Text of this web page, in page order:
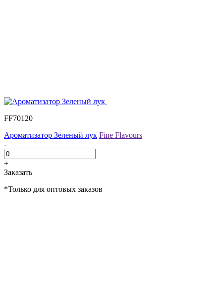
FF70120
Ароматизатор Зеленый лук Fine Flavours
-
+
Заказать
*Только для оптовых заказов